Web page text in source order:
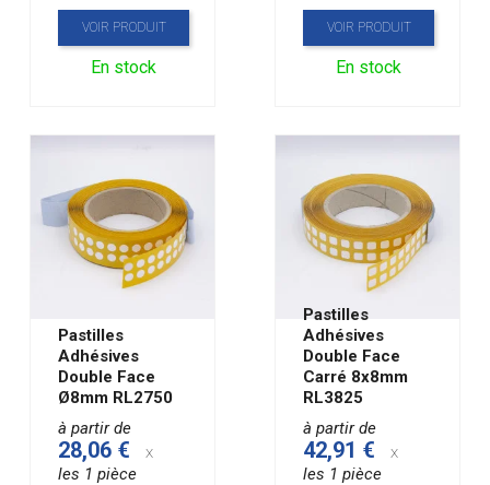
VOIR PRODUIT
En stock
VOIR PRODUIT
En stock
Pastilles
Adhésives
Double Face
Ø8mm RL2750
à partir de
28,06 €
x
les 1 pièce
Pastilles
Adhésives
Double Face
Carré 8x8mm
RL3825
à partir de
42,91 €
x
les 1 pièce